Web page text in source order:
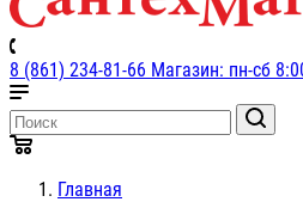
8 (861) 234-81-66 Магазин: пн-сб
Главная